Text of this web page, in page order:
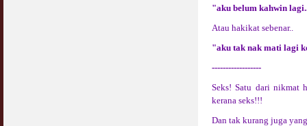
"aku belum kahwin
Atau hakikat sebenar..
"aku tak nak mati lagi
------------------
Seks! Satu dari nikmat
kerana seks!!!
Dan tak kurang juga